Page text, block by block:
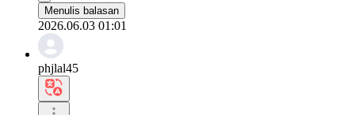
Menulis balasan
2026.06.03 01:01
phjlal45